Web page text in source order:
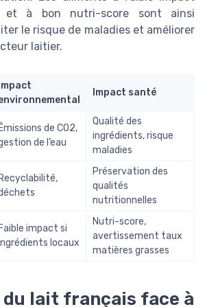
et à bon nutri-score sont ainsi
le risque de maladies et améliorer
laitier.
Impact
Impact santé
Émissions de CO2,
de l’eau
Qualité des
ingrédients, risque
maladies
Recyclabilité,
Préservation des
qualités
nutritionnelles
Faible impact si
locaux
Nutri-score,
avertissement taux
matières grasses
du lait français face à